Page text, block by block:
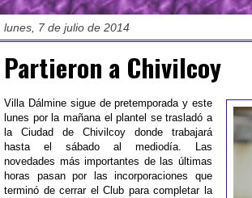
lunes, 7 de julio de 2014
Partieron a Chivilcoy
Villa Dálmine sigue de pretemporada y este
lunes por la mañana el plantel se trasladó a
la Ciudad de Chivilcoy donde trabajará
hasta el sábado al mediodía. Las
novedades más importantes de las últimas
horas pasan por las incorporaciones que
terminó de cerrar el Club para completar la